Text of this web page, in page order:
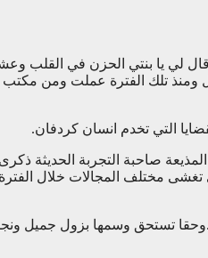
لي يا بنتي الحزن في القلب
ومنذ تلك الفترة عملت ومن
التي تخدم انسان كردفان.
صاحبة التجربة الحديثة
تغشى مختلف المجالات خلال
تستحق وسمها بزول جميل